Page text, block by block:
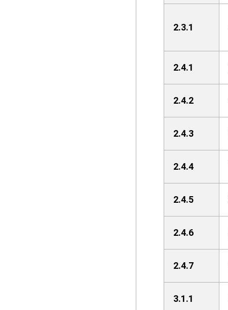
2.3.1
2.4.1
2.4.2
2.4.3
2.4.4
2.4.5
2.4.6
2.4.7
3.1.1